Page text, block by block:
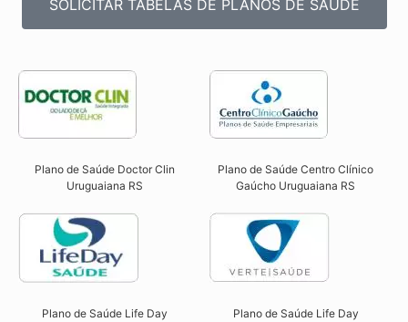
SOLICITAR TABELAS DE PLANOS DE SAÚDE
Plano de Saúde Doctor Clin
Uruguaiana RS​
Plano de Saúde Centro Clínico
Gaúcho Uruguaiana RS​
Plano de Saúde Life Day
Plano de Saúde Life Day